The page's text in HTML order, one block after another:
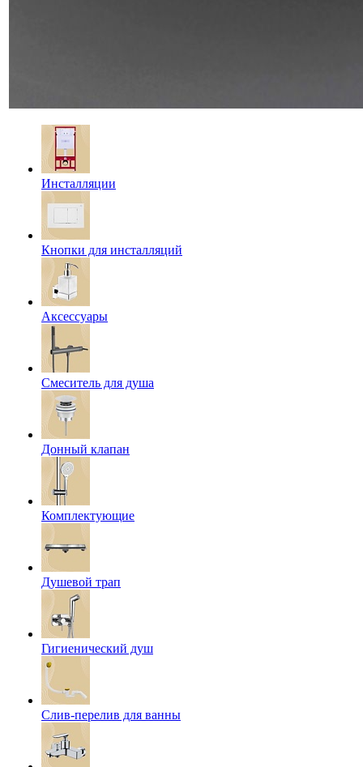
Инсталляции
Кнопки для инсталляций
Аксессуары
Смеситель для душа
Донный клапан
Комплектующие
Душевой трап
Гигиенический душ
Слив-перелив для ванны